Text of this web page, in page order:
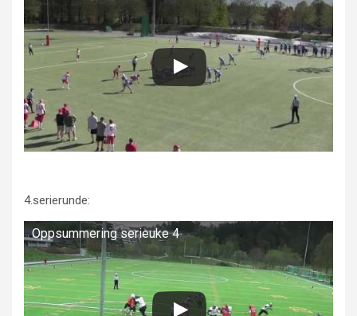
4.serierunde:
Oppsummering serieuke 4